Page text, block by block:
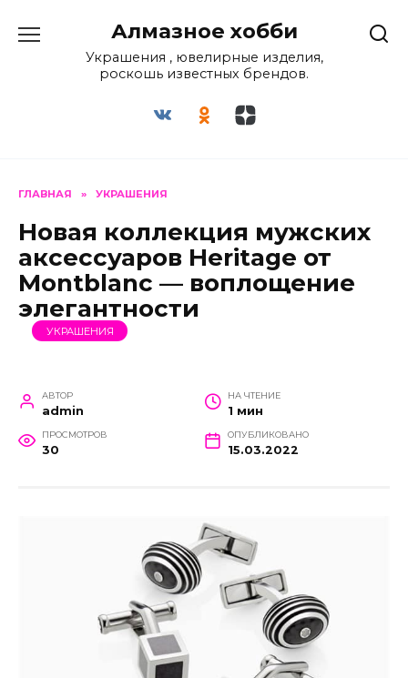
содержанию
Алмазное хобби
Украшения , ювелирные изделия,
роскошь известных брендов.
ГЛАВНАЯ » УКРАШЕНИЯ
Новая коллекция мужских
аксессуаров Heritage от
Montblanc — воплощение
элегантности
УКРАШЕНИЯ
АВТОР
admin
НА ЧТЕНИЕ
1 мин
ПРОСМОТРОВ
30
ОПУБЛИКОВАНО
15.03.2022